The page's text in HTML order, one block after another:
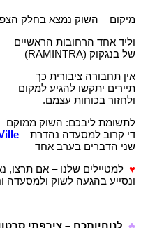
מיקום – השוק נמצא בחלק
וליד אחד הרחובות הראשיים
של בנגקוק (RAMINTRA)
אין תחבורה ציבורית כך
תיירים יתקשו להגיע למקום
ולחזור בכוחות עצמם.
לתשומת ליבכם: השוק ממוקם
די קרוב למסעדה נהדרת –
שני הדברים בערב אחד
♥ למטיילים שלנו – אם תרצו,
ונסייע בהגעה לשוק ולמסעדה
♣ לנוחיותכם – צירפתי